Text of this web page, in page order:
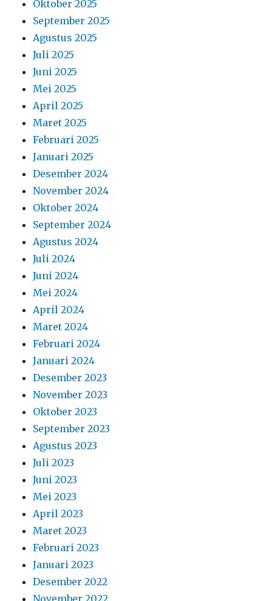
Oktober 2025
September 2025
Agustus 2025
Juli 2025
Juni 2025
Mei 2025
April 2025
Maret 2025
Februari 2025
Januari 2025
Desember 2024
November 2024
Oktober 2024
September 2024
Agustus 2024
Juli 2024
Juni 2024
Mei 2024
April 2024
Maret 2024
Februari 2024
Januari 2024
Desember 2023
November 2023
Oktober 2023
September 2023
Agustus 2023
Juli 2023
Juni 2023
Mei 2023
April 2023
Maret 2023
Februari 2023
Januari 2023
Desember 2022
November 2022